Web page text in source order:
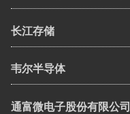
长江存储
韦尔半导体
通富微电子股份有限公司